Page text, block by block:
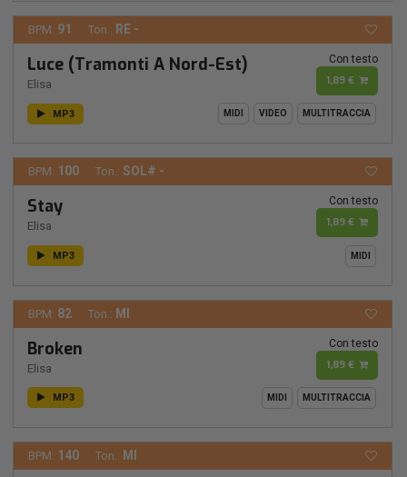
BPM: 91 Ton.: RE -
Luce (Tramonti A Nord-Est)
Elisa
Con testo
1,89 €
MP3 MIDI VIDEO MULTITRACCIA
BPM: 100 Ton.: SOL# -
Stay
Elisa
Con testo
1,89 €
MP3 MIDI
BPM: 82 Ton.: MI
Broken
Elisa
Con testo
1,89 €
MP3 MIDI MULTITRACCIA
BPM: 140 Ton.: MI